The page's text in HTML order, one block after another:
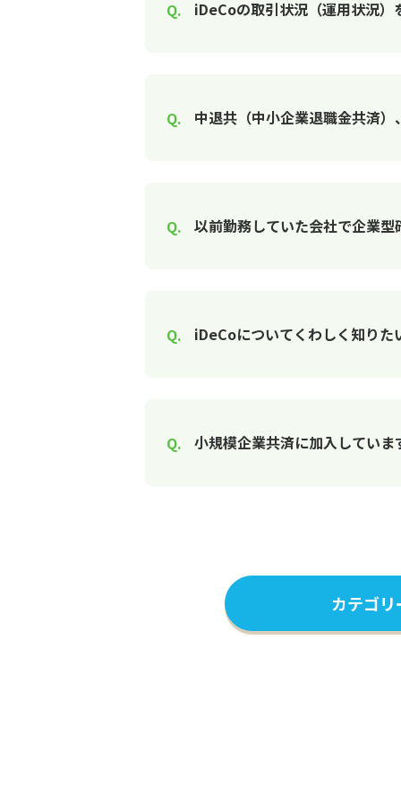
iDeCoの取引状況（運用状況）
中退共（中小企業退職金共済
以前勤務していた会社で企業
iDeCoについてくわしく知りた
小規模企業共済に加入してい
カテゴ